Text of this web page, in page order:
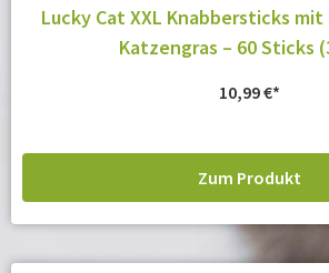
Lucky Cat XXL Knabbersticks
Katzengras – 60 Sticks
10,99€
Zum Produkt